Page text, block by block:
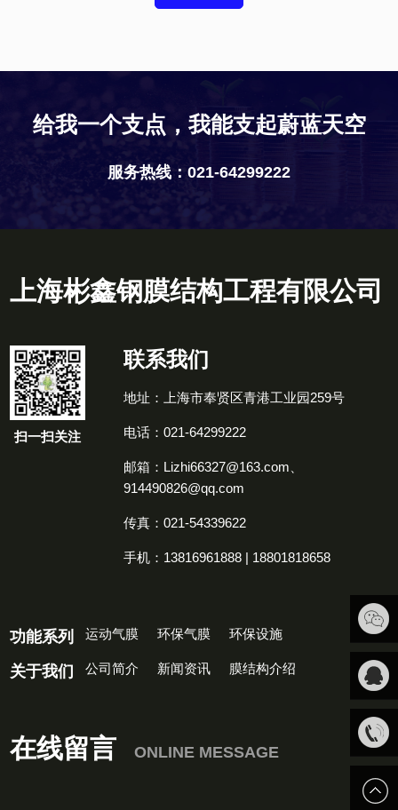
给我一个支点，我能支起蔚蓝天空
服务热线：021-64299222
上海彬鑫钢膜结构工程有限公司
扫一扫关注
联系我们
地址：上海市奉贤区青港工业园259号
电话：021-64299222
邮箱：Lizhi66327@163.com、
914490826@qq.com
传真：021-54339622
手机：13816961888 | 18801818658
功能系列 运动气膜 环保气膜 环保设施
关于我们 公司简介 新闻资讯 膜结构介绍
在线留言 ONLINE MESSAGE
扫一扫
关注我
QQ客